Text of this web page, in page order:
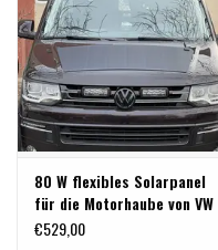
80 W flexibles Solarpanel
für die Motorhaube von VW
T5 T6
€529,00